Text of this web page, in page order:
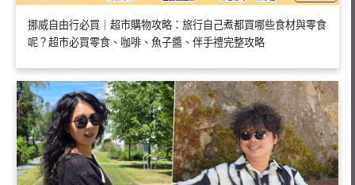
挪威自由行必買｜超市購物攻略：旅行自己煮都買哪些食材與零食
呢？超市必買零食、咖啡、魚子醬、伴手禮完整攻略